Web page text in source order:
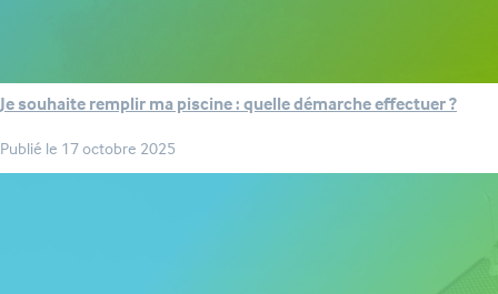
Je souhaite remplir ma piscine : quelle démarche effectuer ?
Publié le 17 octobre 2025